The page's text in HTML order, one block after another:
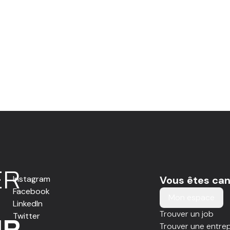
RInstagram
Facebook
LinkedIn
Twitter
Vous êtes
Trouver un job
Trouver une